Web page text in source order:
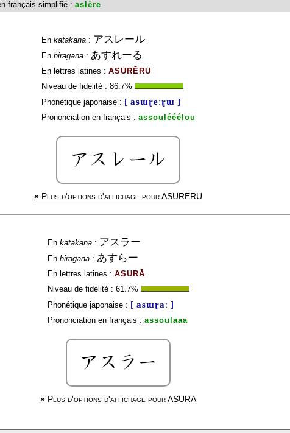
français simplifié : aslère
En katakana: アスレール
En hiragana: あすれーる
En lettres latines : ASURĒRU
Niveau de fidélité : 86.7%
Phonétique japonaise : [ asɯɽeːɽɯ ]
Prononciation en français : assoulééélou
» Plus d'options d'affichage pourASURĒRU
En katakana: アスラー
En hiragana: あすらー
En lettres latines : ASURĀ
Niveau de fidélité : 61.7%
Phonétique japonaise : [ asɯɽaː ]
Prononciation en français : assoulaaa
» Plus d'options d'affichage pourASURĀ